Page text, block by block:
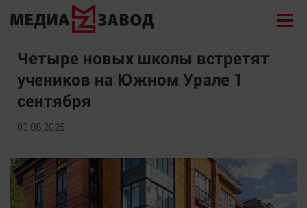
Новости
Экономика
Происшествия
Общество
Культура
Здоровье
Четыре новых школы встретят
учеников на Южном Урале 1
сентября
03.08.2025